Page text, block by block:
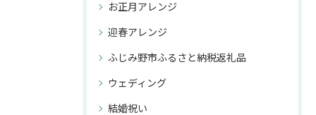
お正月アレンジ
迎春アレンジ
ふじみ野市ふるさと納税返礼品
ウェディング
結婚祝い